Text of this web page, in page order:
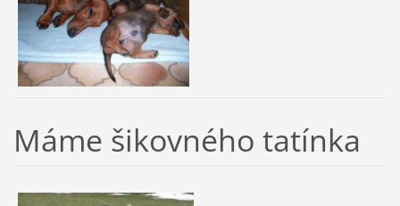
Máme šikovného tatínka